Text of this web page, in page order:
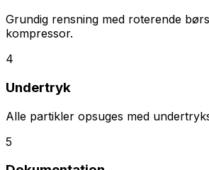
Grundig rensning med roterende
kompressor.
4
Undertryk
Alle partikler opsuges med
5